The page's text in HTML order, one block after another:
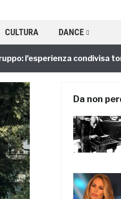
CULTURA DANCE
condivisa torna
Da non